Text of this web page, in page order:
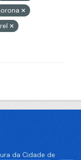
da Cidade de